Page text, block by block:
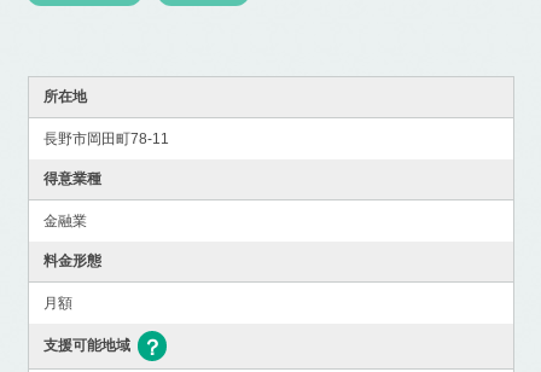
所在地
長野市岡田町78-11
得意業種
金融業
料金形態
月額
支援可能地域